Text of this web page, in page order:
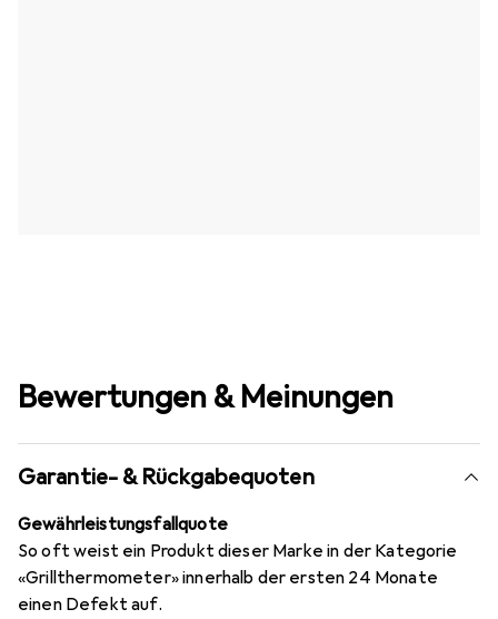
Bewertungen & Meinungen
Garantie- & Rückgabequoten
Gewährleistungsfallquote
So oft weist ein Produkt dieser Marke in der Kategorie
«Grillthermometer» innerhalb der ersten 24 Monate
einen Defekt auf.